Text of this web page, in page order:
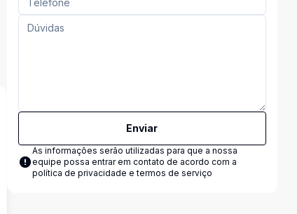
Enviar
As informações serão utilizadas para que a nossa
equipe possa entrar em contato de acordo com a
política de privacidade e termos de serviço